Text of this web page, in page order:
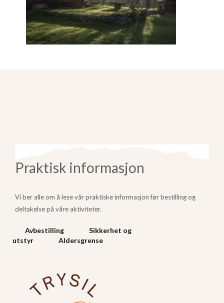
Praktisk informasjon
Vi ber alle om å lese vår praktiske informasjon før bestilling og
deltakelse på våre aktiviteter.
Avbestilling
Sikkerhet og
utstyr
Aldersgrense